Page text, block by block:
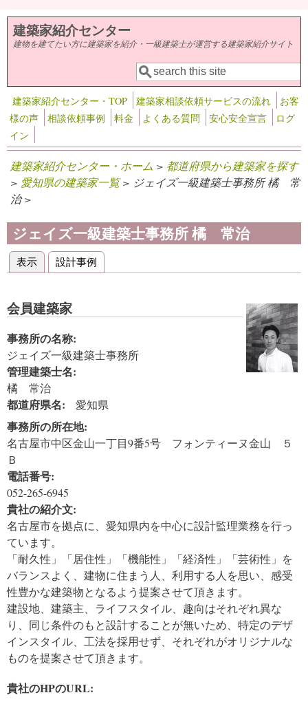
メインコンテンツに移動
建築家紹介センター
建物を建てたい方に建築家を紹介・一級建築士が運営する建築家紹介サイト
検索フォーム
検索
建築家紹介センター・TOP 建築家相談依頼サービスの流れ
お客
様の声
相談依頼事例 料金 よくある質問 安心安全宣言
ログ
イン
建築家紹介センター・ホーム > 都道府県から建築家を探す
> 愛知県の建築家一覧> ジェイズ一級建築士事務所 橘 常
治 >
ジェイズ一級建築士事務所 橘 常治
プライマリータブ
表示 (アクティブなタブ)
設計事例
会員建築家
事務所の名称:
ジェイズ一級建築士事務所
管理建築士名:
橘 常治
都道府県名: 愛知県
事務所の所在地:
名古屋市中区金山一丁目9番5号 フォンティーヌ金山 ５
Ｂ
電話番号:
052-265-6945
貴社の紹介文:
名古屋市を拠点に、愛知県内を中心に設計監理業務を行っ
ています。
「耐久性」「居住性」「機能性」「経済性」「芸術性」を
バランスよく、建物に住まう人、利用する人を思い、感受
性豊かな建築物となるよう提案させて頂きます。
建設地、建築主、ライフスタイル、趣向はそれぞれ異な
り、同じ条件のもと設計することが無いため、特定のデザ
インスタイル、工法を採用せず、それぞれがオリジナルな
ものを提案させて頂きます。
貴社のHPのURL: